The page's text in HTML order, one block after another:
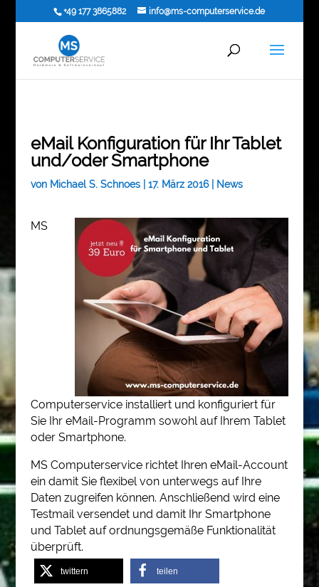
+49 177 3865882 info@ms-computerservice.de
eMail Konfiguration für Ihr Tablet
und/oder Smartphone
von Michael S. Schnoes| 17. März 2016| News
MS
Computerservice installiert und konfiguriert für
Sie Ihr eMail-Programm sowohl auf Ihrem Tablet
oder Smartphone.
MS Computerservice richtet Ihren eMail-Account
ein damit Sie flexibel von unterwegs auf Ihre
Daten zugreifen können. Anschließend wird eine
Testmail versendet und damit Ihr Smartphone
und Tablet auf ordnungsgemäße Funktionalität
überprüft.
twittern teilen